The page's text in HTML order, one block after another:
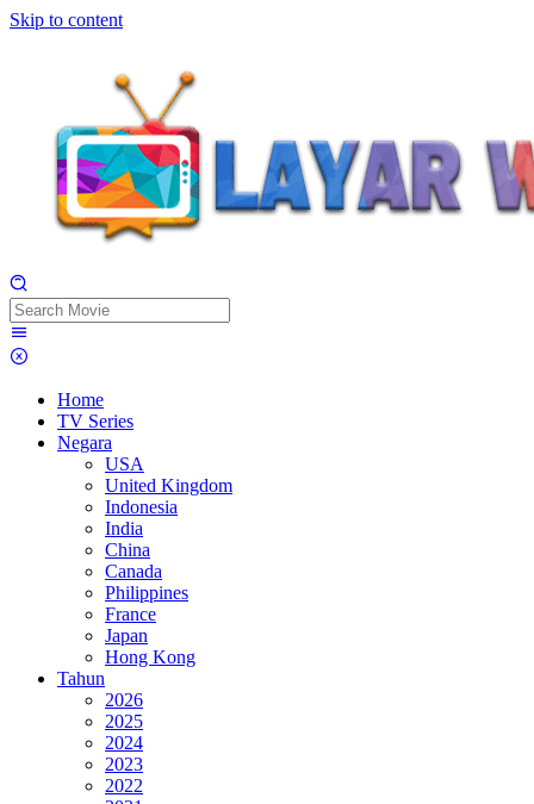
Skip to content
Home
TV Series
Negara
USA
United Kingdom
Indonesia
India
China
Canada
Philippines
France
Japan
Hong Kong
Tahun
2026
2025
2024
2023
2022